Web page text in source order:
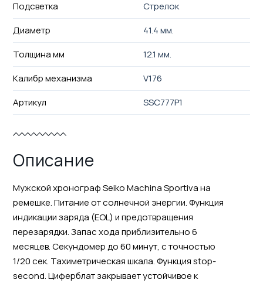
Подсветка
Стрелок
Диаметр
41.4 мм.
Толщина мм
12.1 мм.
Калибр механизма
V176
Артикул
SSC777P1
Описание
Мужской хронограф Seiko Machina Sportiva на
ремешке. Питание от солнечной энергии. Функция
индикации заряда (EOL) и предотвращения
перезарядки. Запас хода приблизительно 6
месяцев. Секундомер до 60 минут, с точностью
1/20 сек. Тахиметрическая шкала. Функция stop-
second. Циферблат закрывает устойчивое к